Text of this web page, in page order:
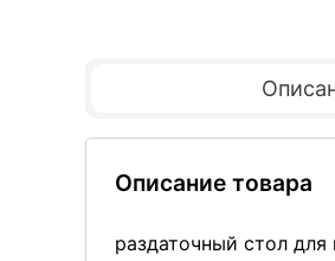
Описание товара
раздаточный стол